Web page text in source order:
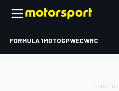
FORMULA 1MOTOGPWECWRC